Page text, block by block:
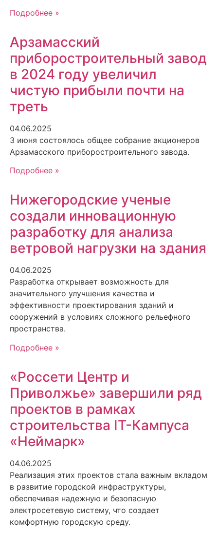
Подробнее »
Арзамасский
приборостроительный завод
в 2024 году увеличил
чистую прибыли почти на
треть
04.06.2025
3 июня состоялось общее собрание акционеров
Арзамасского приборостроительного завода.
Подробнее »
Нижегородские ученые
создали инновационную
разработку для анализа
ветровой нагрузки на здания
04.06.2025
Разработка открывает возможность для
значительного улучшения качества и
эффективности проектирования зданий и
сооружений в условиях сложного рельефного
пространства.
Подробнее »
«Россети Центр и
Приволжье» завершили ряд
проектов в рамках
строительства IT-Кампуса
«Неймарк»
04.06.2025
Реализация этих проектов стала важным вкладом
в развитие городской инфраструктуры,
обеспечивая надежную и безопасную
электросетевую систему, что создает
комфортную городскую среду.